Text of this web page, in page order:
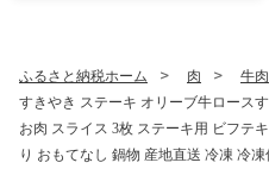
ふるさと納税ホーム 肉
牛肉
すきやき ステーキ オリーブ牛ロース
お肉 スライス 3枚 ステーキ用 ビフテ
り おもてなし 鍋物 産地直送 冷凍 冷凍